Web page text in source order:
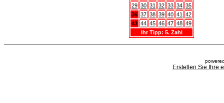
29 30 31 32 33 34 35
36 37 38 39 40 41
42
43 44 45 46 47 48 49
Ihr Tipp: 5. Zahl
Erstellen Sie Ihre